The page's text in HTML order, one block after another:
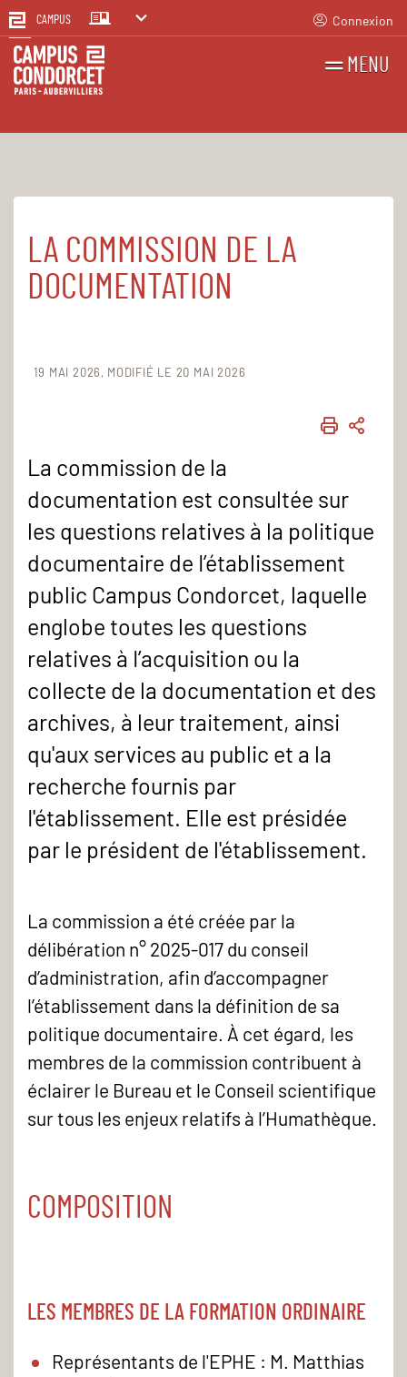
CAMPUS Connexion
MENU
Accueil Le Campus
Établissement public
Les instances
LA COMMISSION DE LA
DOCUMENTATION
19 MAI 2026 MODIFIÉ LE 20 MAI 2026
La commission de la
documentation est consultée sur
les questions relatives à la politique
documentaire de I’établissement
public Campus Condorcet, laquelle
englobe toutes les questions
relatives à I’acquisition ou la
collecte de la documentation et des
archives, à leur traitement, ainsi
qu'aux services au public et a la
recherche fournis par
I'établissement. Elle est présidée
par le président de l'établissement.
La commission a été créée par la
délibération n° 2025-017 du conseil
d’administration, afin d’accompagner
l’établissement dans la définition de sa
politique documentaire. À cet égard, les
membres de la commission contribuent à
éclairer le Bureau et le Conseil scientifique
sur tous les enjeux relatifs à l’Humathèque.
COMPOSITION
LES MEMBRES DE LA FORMATION ORDINAIRE
Représentants de l'EPHE : M. Matthias